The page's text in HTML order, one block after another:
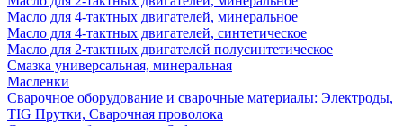
Масло для 4-тактных двигателей, минеральное
Масло для 4-тактных двигателей, синтетическое
Масло для 2-тактных двигателей полусинтетическое
Смазка универсальная, минеральная
Масленки
Сварочное оборудование и сварочные материалы: Электроды,
TIG Прутки, Сварочная проволока